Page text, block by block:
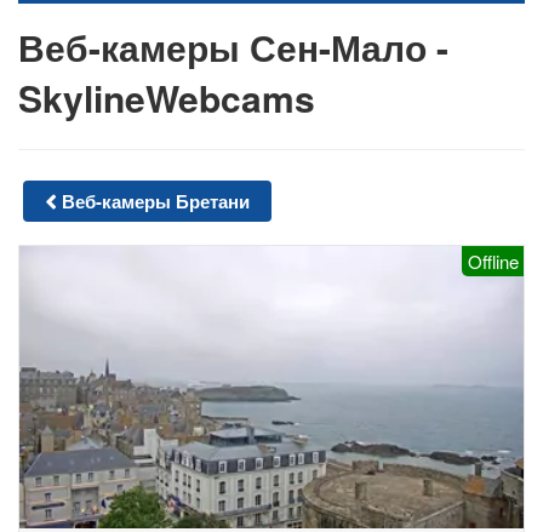
Веб-камеры Сен-Мало -
SkylineWebcams
Веб-камеры Бретани
Offline